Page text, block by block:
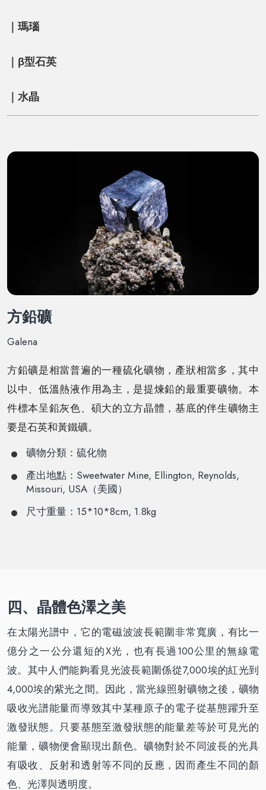
｜瑪瑙
｜β型石英
｜水晶
方鉛礦
Galena
方鉛礦是相當普遍的一種硫化礦物，產狀相當多，其中
以中、低溫熱液作用為主，是提煉鉛的最重要礦物。本
件標本呈鉛灰色、碩大的立方晶體，基底的伴生礦物主
要是石英和黃鐵礦。
礦物分類：硫化物
產出地點：Sweetwater Mine, Ellington, Reynolds,
Missouri, USA（美國）
尺寸重量：15*10*8cm, 1.8kg
四、晶體色澤之美
在太陽光譜中，它的電磁波波長範圍非常寬廣，有比一
億分之一公分還短的X光，也有長過100公里的無線電
波。其中人們能夠看見光波長範圍係從7,000埃的紅光到
4,000埃的紫光之間。因此，當光線照射礦物之後，礦物
吸收光譜能量而導致其中某種原子的電子從基態躍升至
激發狀態。只要基態至激發狀態的能量差等於可見光的
能量，礦物便會顯現出顏色。礦物對於不同波長的光具
有吸收、反射和透射等不同的反應，因而產生不同的顏
色、光澤與透明度。